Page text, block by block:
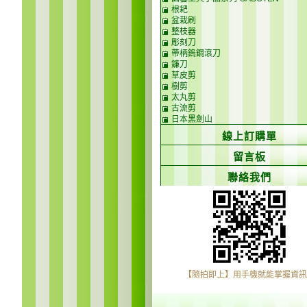
根耙
盆栽刷
整枝器
彫刻刀
帶柄鎢鋼滾刀
鐮刀
草皮剪
樹剪
太丸剪
古流剪
日本黑劍山
線上訂購單
留言板
聯絡我們
【隨拍即上】用手機就能掌握資